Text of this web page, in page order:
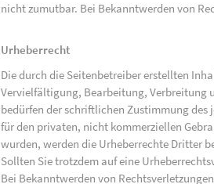
nicht zumutbar. Bei Bekanntwerden von
Urheberrecht
Die durch die Seitenbetreiber erstellten
Vervielfältigung, Bearbeitung, Verbreitung
bedürfen der schriftlichen Zustimmung des
für den privaten, nicht kommerziellen
wurden, werden die Urheberrechte Dritter
Sollten Sie trotzdem auf eine
Bei Bekanntwerden von